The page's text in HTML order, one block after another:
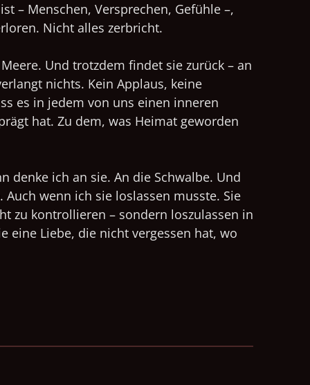
– Menschen, Versprechen, Gefühle –,
Nicht alles zerbricht.
Und trotzdem findet sie zurück – an
nichts. Kein Applaus, keine
es in jedem von uns einen inneren
hat. Zu dem, was Heimat geworden
denke ich an sie. An die Schwalbe. Und
wenn ich sie loslassen musste. Sie
zu kontrollieren – sondern loszulassen in
eine Liebe, die nicht vergessen hat, wo